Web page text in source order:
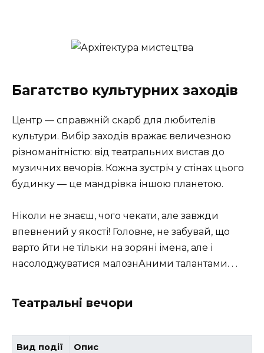
Багатство культурних заходів
Центр — справжній скарб для любителів
культури. Вибір заходів вражає величезною
різноманітністю: від театральних вистав до
музичних вечорів. Кожна зустріч у стінах цього
будинку — це мандрівка іншою планетою.
Ніколи не знаєш, чого чекати, але завжди
впевнений у якості! Головне, не забувай, що
варто йти не тільки на зоряні імена, але і
насолоджуватися малознАними талантами. . .
Театральні вечори
Вид події Опис